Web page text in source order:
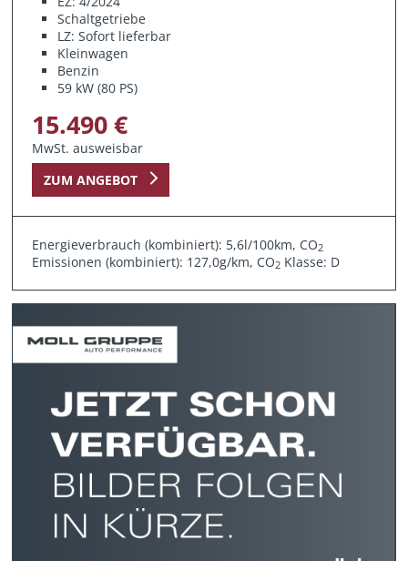
Schaltgetriebe
LZ: Sofort lieferbar
Kleinwagen
Benzin
59 kW (80 PS)
15.490 €
MwSt. ausweisbar
ZUM ANGEBOT
Energieverbrauch (kombiniert): 5,6l/100km, CO2
Emissionen (kombiniert): 127,0g/km, CO2 Klasse: D